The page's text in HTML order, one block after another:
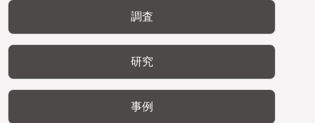
調査
研究
事例